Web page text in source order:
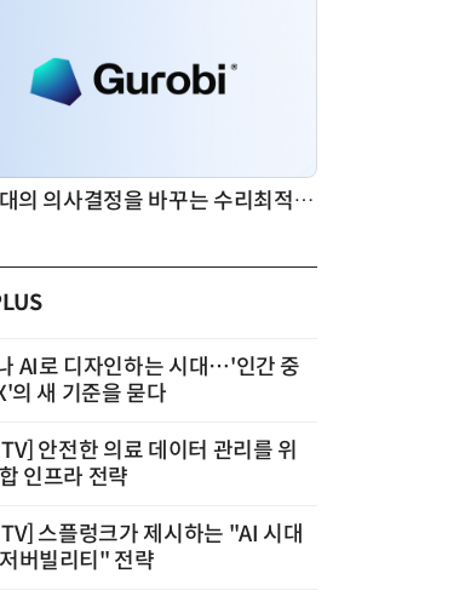
AI 시대의 의사결정을 바꾸는 수리최적화(Optimization): 실제 산업 적용 사례와 활용 전략
AI로 디자인하는 시대…'인간 중
의 새 기준을 묻다
안전한 의료 데이터 관리를 위
인프라 전략
TV] 스플렁크가 제시하는 "AI 시대
버빌리티" 전략